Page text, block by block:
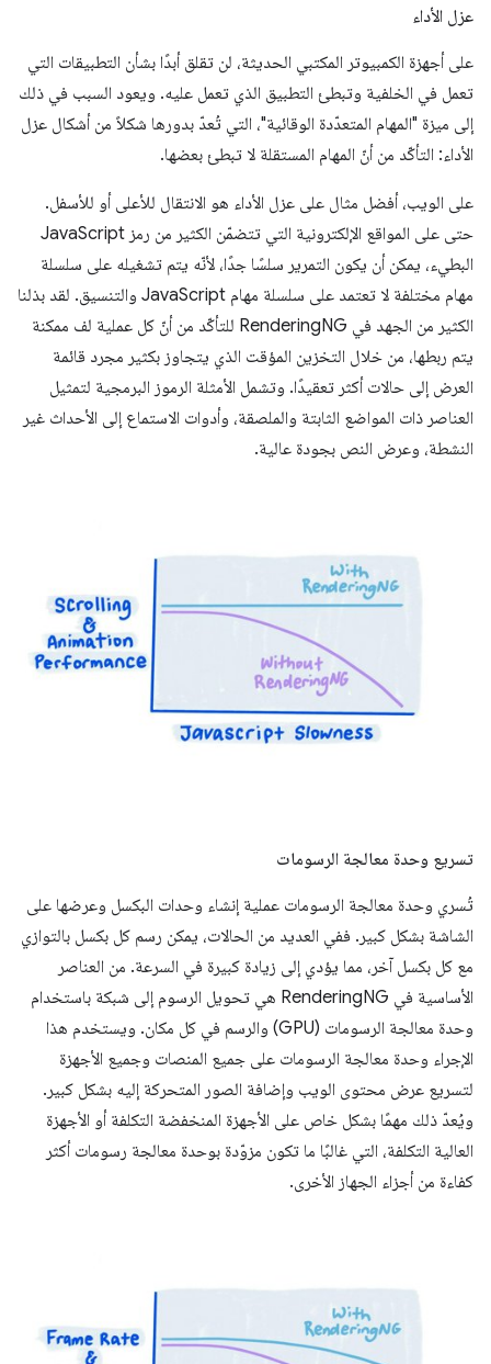
عزل الأداء
على أجهزة الكمبيوتر المكتبي الحديثة، لن تقلق أبدًا بشأن التطبيقات التي
تعمل في الخلفية وتبطئ التطبيق الذي تعمل عليه. ويعود السبب في ذلك
إلى ميزة "المهام المتعدّدة الوقائية"، التي تُعدّ بدورها شكلاً من أشكال عزل
الأداء: التأكّد من أنّ المهام المستقلة لا تبطئ بعضها.
على الويب، أفضل مثال على عزل الأداء هو الانتقال للأعلى أو للأسفل.
حتى على المواقع الإلكترونية التي تتضمّن الكثير من رمز JavaScript
البطيء، يمكن أن يكون التمرير سلسًا جدًا، لأنّه يتم تشغيله على سلسلة
مهام مختلفة لا تعتمد على سلسلة مهام JavaScript والتنسيق. لقد بذلنا
الكثير من الجهد في RenderingNG للتأكّد من أنّ كل عملية لف ممكنة
يتم ربطها، من خلال التخزين المؤقت الذي يتجاوز بكثير مجرد قائمة
العرض إلى حالات أكثر تعقيدًا. وتشمل الأمثلة الرموز البرمجية لتمثيل
العناصر ذات المواضع الثابتة والملصقة، وأدوات الاستماع إلى الأحداث غير
النشطة، وعرض النص بجودة عالية.
تسريع وحدة معالجة الرسومات
تُسري وحدة معالجة الرسومات عملية إنشاء وحدات البكسل وعرضها على
الشاشة بشكل كبير. ففي العديد من الحالات، يمكن رسم كل بكسل بالتوازي
مع كل بكسل آخر، مما يؤدي إلى زيادة كبيرة في السرعة. من العناصر
الأساسية في RenderingNG هي تحويل الرسوم إلى شبكة باستخدام
وحدة معالجة الرسومات (GPU) والرسم في كل مكان. ويستخدم هذا
الإجراء وحدة معالجة الرسومات على جميع المنصات وجميع الأجهزة
لتسريع عرض محتوى الويب وإضافة الصور المتحركة إليه بشكل كبير.
ويُعدّ ذلك مهمًا بشكل خاص على الأجهزة المنخفضة التكلفة أو الأجهزة
العالية التكلفة، التي غالبًا ما تكون مزوّدة بوحدة معالجة رسومات أكثر
كفاءة من أجزاء الجهاز الأخرى.